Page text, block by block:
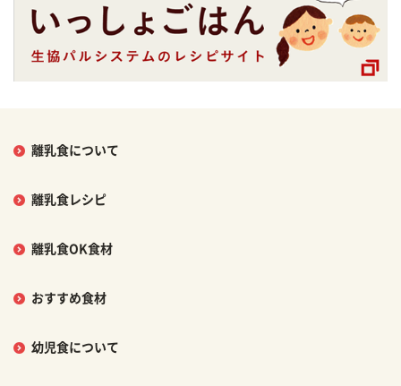
離乳食について
離乳食レシピ
離乳食OK食材
おすすめ食材
幼児食について